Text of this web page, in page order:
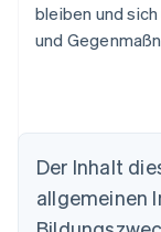
bleiben und
und
Der Inhalt
allgemeinen
Australien
English
Belgien